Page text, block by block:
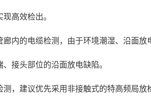
高效检出。
内的电缆检测，由于环境潮湿、沿面
接头部位的沿面放电缺陷。
，建议优先采用非接触式的特高频局